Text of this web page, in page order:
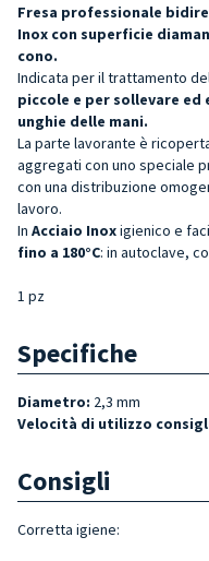
Fresa professionale
Inox con superficie
cono.
Indicata per il trattamento
piccole e per sollevare
unghie delle mani.
La parte lavorante è
aggregati con uno speciale
con una distribuzione
lavoro.
In Acciaio Inoxigienico e
fino a 180°C: in autoclave,
1 pz
Specifiche
Diametro: 2,3 mm
Velocità di utilizzo
Consigli
Corretta igiene: